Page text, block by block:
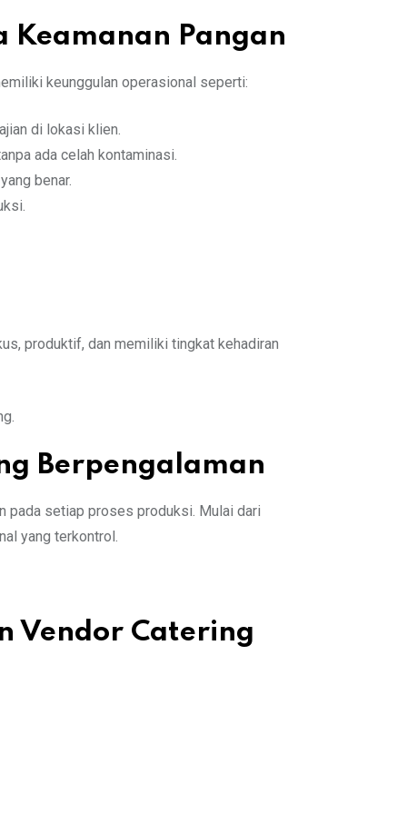
Keamanan Pangan
keunggulan operasional seperti:
di lokasi klien.
ada celah kontaminasi.
benar.
produktif, dan memiliki tingkat kehadiran
Berpengalaman
pada setiap proses produksi. Mulai dari
yang terkontrol.
Vendor Catering